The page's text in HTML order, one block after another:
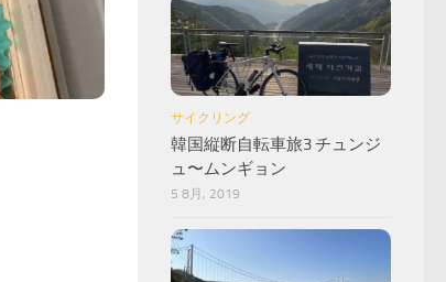
サイクリング
韓国縦断自転車旅3 チュンジ
ュ〜ムンギョン
5 8月, 2019